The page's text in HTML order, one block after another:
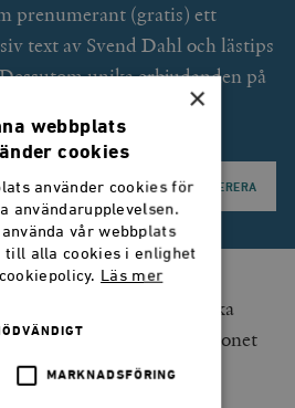
prenumerant (gratis) ett
text av Svend Dahl och lästips
unika erbjudanden på
klarat av det som Nordiska
2005 – han har väckt kanonet
programmet för höstens
×
webbplats
cookies
använder cookies för
användarupplevelsen.
vår webbplats
till alla cookies i enlighet
Läs mer
MARKNADSFÖRING